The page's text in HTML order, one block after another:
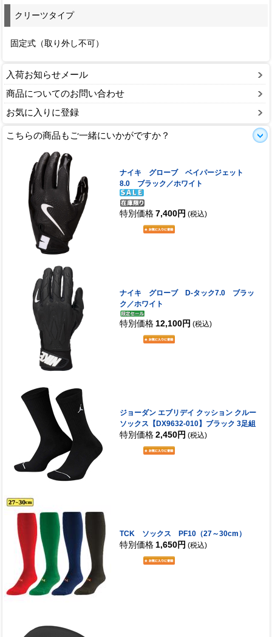
クリーツタイプ
固定式（取り外し不可）
入荷お知らせメール
商品についてのお問い合わせ
お気に入りに登録
こちらの商品もご一緒にいかがですか？
ナイキ グローブ ベイパージェット
8.0 ブラック／ホワイト
特別価格 7,400円 (税込)
ナイキ グローブ D-タック7.0 ブラッ
ク／ホワイト
特別価格 12,100円 (税込)
ジョーダン エブリデイ クッション クルー
ソックス【DX9632-010】ブラック 3足組
特別価格 2,450円 (税込)
TCK ソックス PF10（27～30cm）
特別価格 1,650円 (税込)